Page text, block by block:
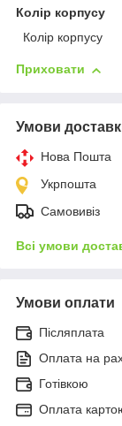
Колір корпусу
Колір корпусу
Приховати
Умови
Нова Пошта
Укрпошта
Самовивіз
Всі умови
Умови оплати
Післяплата
Оплата на
Готівкою
Оплата